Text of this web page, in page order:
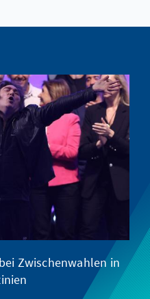
Zwischenwahlen in